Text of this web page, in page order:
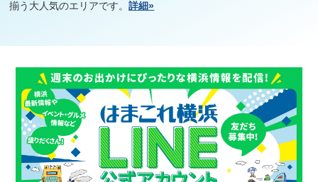
揃う大人気のエリアです。詳細»